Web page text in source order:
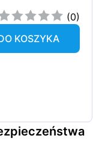
(0)
KOSZYKA